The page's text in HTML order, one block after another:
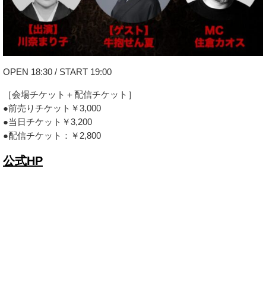
OPEN 18:30 / START 19:00
［会場チケット＋配信チケット］
●前売りチケット￥3,000
●当日チケット￥3,200
●配信チケット：￥2,800
公式HP